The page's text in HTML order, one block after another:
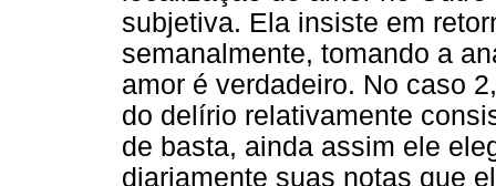
subjetiva. Ela insiste em
semanalmente, tomando a
amor é verdadeiro. No caso
do delírio relativamente
de basta, ainda assim ele
diariamente suas notas que